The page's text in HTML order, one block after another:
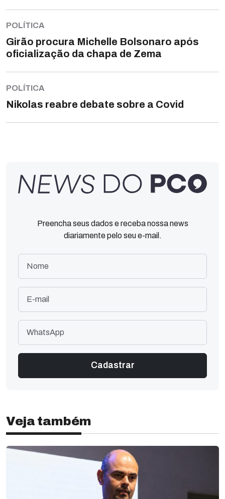
POLÍTICA
Girão procura Michelle Bolsonaro após
oficialização da chapa de Zema
POLÍTICA
Nikolas reabre debate sobre a Covid
Preencha seus dados e receba nossa news
diariamente pelo seu e-mail.
Veja também